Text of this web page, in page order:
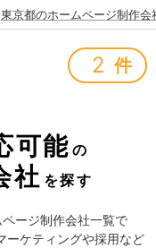
東京都のホームページ制作会
2 件
可能 の
社 を探す
ージ制作会社一覧で
ーケティングや採用など